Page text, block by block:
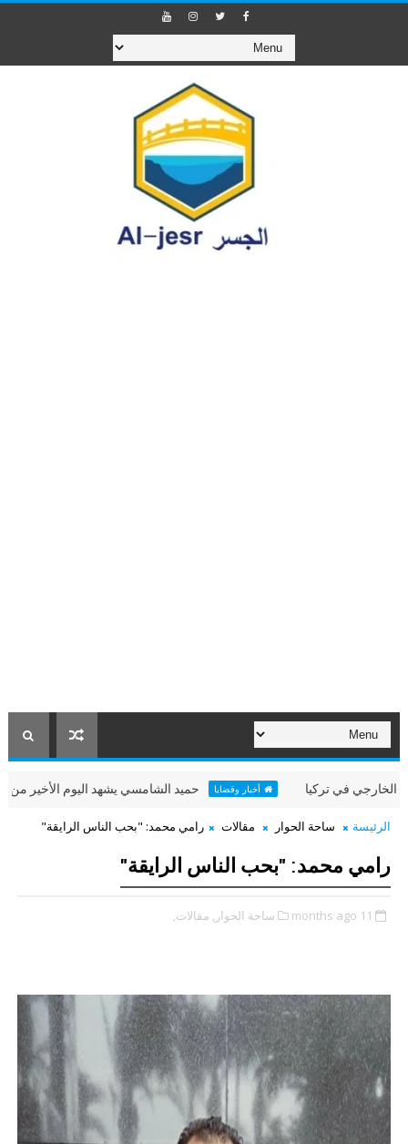
في تركيا أخبار وقضايا حميد الشامسي يشهد اليوم الأخير من "عطلتنا
الرئيسة ساحة الحوار مقالات رامي محمد: "بحب الناس الرايقة"
رامي محمد: "بحب الناس الرايقة"
11 months ago ساحة الحوار, مقالات,